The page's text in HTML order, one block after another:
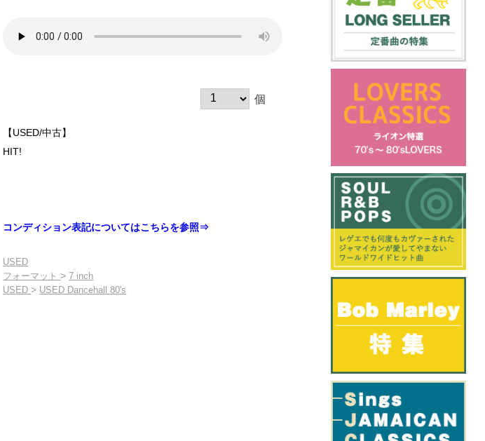
個
【USED/中古】
HIT!
コンディション表記についてはこちらを参照⇒
USED
フォーマット>7 inch
USED> USED Dancehall 80's